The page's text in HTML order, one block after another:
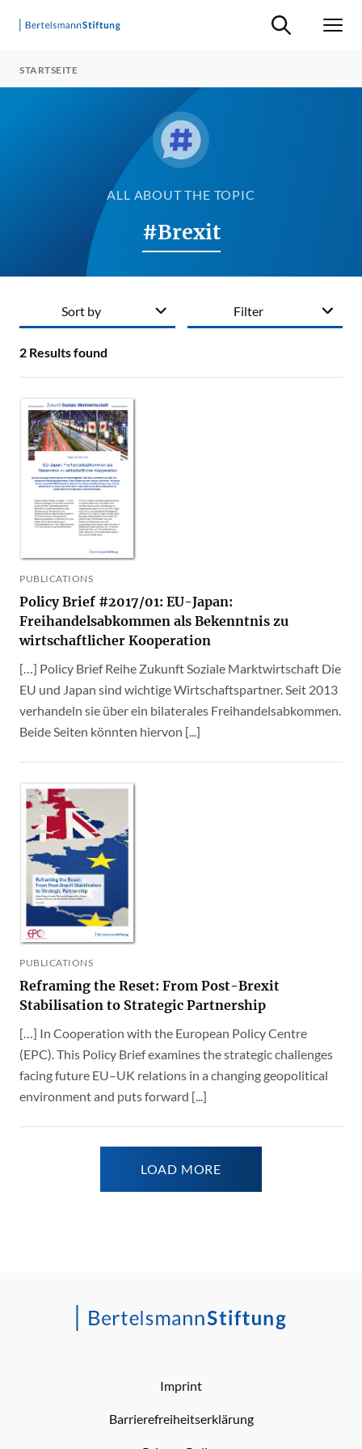
Suche ein-/
STARTSEITE
ALL ABOUT THE TOPIC
#Brexit
Filter
2 Results found
Sort by
PUBLICATIONS
Policy Brief #2017/01: EU-Japan:
Freihandelsabkommen als Bekenntnis zu
wirtschaftlicher Kooperation
[…] Policy Brief Reihe Zukunft Soziale Marktwirtschaft Die
EU und Japan sind wichtige Wirtschaftspartner. Seit 2013
verhandeln sie über ein bilaterales Freihandelsabkommen.
Beide Seiten könnten hiervon [...]
PUBLICATIONS
Reframing the Reset: From Post-Brexit
Stabilisation to Strategic Partnership
[…] In Cooperation with the European Policy Centre
(EPC). This Policy Brief examines the strategic challenges
facing future EU–UK relations in a changing geopolitical
environment and puts forward [...]
LOAD MORE
Imprint
Barrierefreiheitserklärung